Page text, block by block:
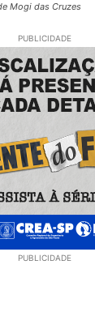
Mogi das Cruzes
PUBLICIDADE
PUBLICIDADE